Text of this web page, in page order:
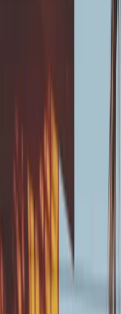
RGA réalisé par
une meilleure
avant tous travaux en
eaux pluviales.
au réseau collectif
du gestionnaire de
réseau collectif
une distance
la maison et le point